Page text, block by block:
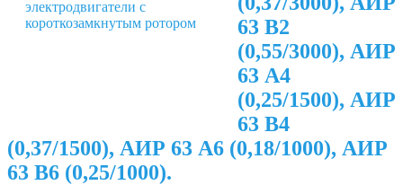
63 В2
(0,55/3000), АИР
63 А4
(0,25/1500), АИР
63 В4
(0,37/1500), АИР 63 А6 (0,18/1000), АИР
63 В6 (0,25/1000).